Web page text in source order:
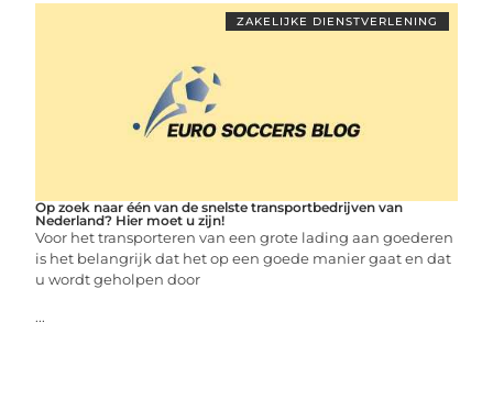
ZAKELIJKE DIENSTVERLENING
Op zoek naar één van de snelste transportbedrijven van
Nederland? Hier moet u zijn!
Voor het transporteren van een grote lading aan goederen
is het belangrijk dat het op een goede manier gaat en dat
u wordt geholpen door
...